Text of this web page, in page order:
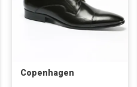
Copenhagen